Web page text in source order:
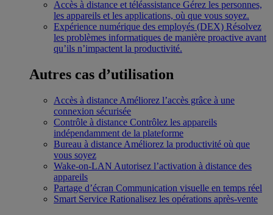
Accès à distance et téléassistance Gérez les personnes,
les appareils et les applications, où que vous soyez.
Expérience numérique des employés (DEX) Résolvez
les problèmes informatiques de manière proactive avant
qu’ils n’impactent la productivité.
Autres cas d’utilisation
Accès à distance Améliorez l’accès grâce à une
connexion sécurisée
Contrôle à distance Contrôlez les appareils
indépendamment de la plateforme
Bureau à distance Améliorez la productivité où que
vous soyez
Wake-on-LAN Autorisez l’activation à distance des
appareils
Partage d’écran Communication visuelle en temps réel
Smart Service Rationalisez les opérations après-vente